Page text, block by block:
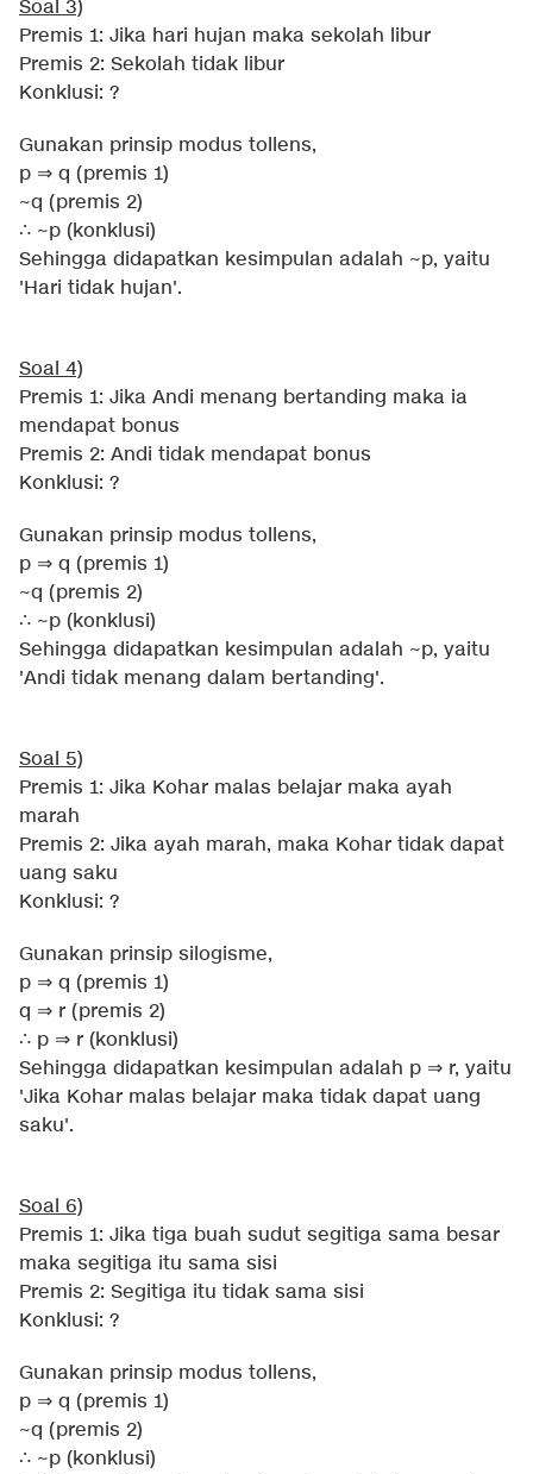
Soal 3)
Premis 1: Jika hari hujan maka sekolah libur
Premis 2: Sekolah tidak libur
Konklusi: ?
Gunakan prinsip modus tollens,
p ⇒ q (premis 1)
~q (premis 2)
∴ ~p (konklusi)
Sehingga didapatkan kesimpulan adalah ~p, yaitu
'Hari tidak hujan'.
Soal 4)
Premis 1: Jika Andi menang bertanding maka ia
mendapat bonus
Premis 2: Andi tidak mendapat bonus
Konklusi: ?
Gunakan prinsip modus tollens,
p ⇒ q (premis 1)
~q (premis 2)
∴ ~p (konklusi)
Sehingga didapatkan kesimpulan adalah ~p, yaitu
'Andi tidak menang dalam bertanding'.
Soal 5)
Premis 1: Jika Kohar malas belajar maka ayah
marah
Premis 2: Jika ayah marah, maka Kohar tidak dapat
uang saku
Konklusi: ?
Gunakan prinsip silogisme,
p ⇒ q (premis 1)
q ⇒ r (premis 2)
∴ p ⇒ r (konklusi)
Sehingga didapatkan kesimpulan adalah p ⇒ r, yaitu
'Jika Kohar malas belajar maka tidak dapat uang
saku'.
Soal 6)
Premis 1: Jika tiga buah sudut segitiga sama besar
maka segitiga itu sama sisi
Premis 2: Segitiga itu tidak sama sisi
Konklusi: ?
Gunakan prinsip modus tollens,
p ⇒ q (premis 1)
~q (premis 2)
∴ ~p (konklusi)